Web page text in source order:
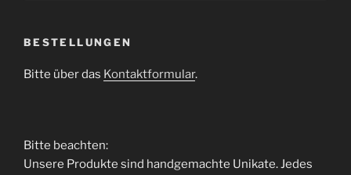
BESTELLUNGEN
Bitte über das Kontaktformular.
Bitte beachten:
Unsere Produkte sind handgemachte Unikate. Jedes